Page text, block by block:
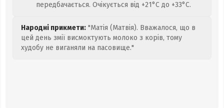
передбачається. Очікується від +21°C до +33°C.
Народні прикмети: "Матія (Матвія). Вважалося, що в
цей день змії висмоктують молоко з корів, тому
худобу не виганяли на пасовище."